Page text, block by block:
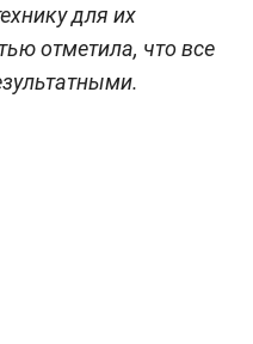
для их
отметила, что все